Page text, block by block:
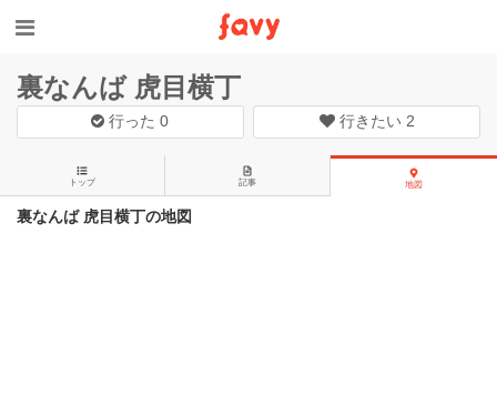
裏なんば 虎目横丁
行った0 行きたい 2
トップ 記事 地図
裏なんば 虎目横丁の地図